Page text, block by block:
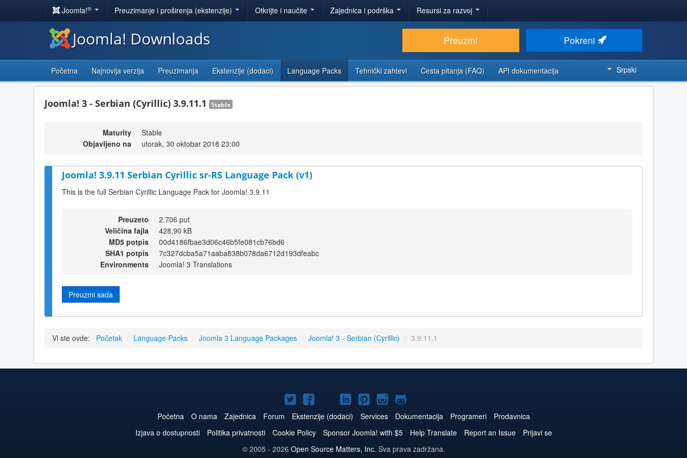
Joomla!® Preuzimanje i proširenja (ekstenzije) Otkrijte i naučite Zajednica i podrška Resursi za razvoj
Joomla! Downloads Preuzmi Pokreni
Početna Najnovija verzija Preuzimanja Ekstenzije (dodaci) Language Packs Tehnički zahtevi Česta pitanja (FAQ) API dokumentacija Srpski
Joomla! 3 - Serbian (Cyrillic) 3.9.11.1 Stable
Maturity
Stable
Objavljeno na
utorak, 30 oktobar 2018 23:00
Joomla! 3.9.11 Serbian Cyrillic sr-RS Language Pack (v1)
This is the full Serbian Cyrillic Language Pack for Joomla! 3.9.11
Preuzeto
2.706 put
Veličina fajla
428,90 kB
MD5 potpis
00d4186fbae3d06c46b5fe081cb76bd6
SHA1 potpis
7c327dcba5a71aaba838b078da6712d193dfeabc
Environments
Joomla! 3 Translations
Preuzmi sada
Vi ste ovde: Početak / Language Packs / Joomla 3 Language Packages / Joomla! 3 - Serbian (Cyrillic) / 3.9.11.1
Joomla!
na
Twitteru
Joomla!
na
Facebooku
Joomla!
na
YouTube
Joomla!
naLinkedIn
Joomla!
na
Pinterest
Joomla!
na
Instagram
Joomla!
na
GitHub
Početna O nama Zajednica Forum Ekstenzije (dodaci) Services Dokumentacija Programeri
Prodavnica
Izjava o dostupnosti
Politika privatnosti Cookie Policy Sponsor Joomla! with $5 Help Translate Report an Issue
Prijavi se
© 2005 - 2026 Open Source Matters, Inc. Sva prava zadržana.